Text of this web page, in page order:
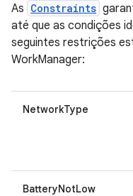
As Constraints
até que as condições
seguintes restrições
WorkManager:
NetworkType
BatteryNotLow